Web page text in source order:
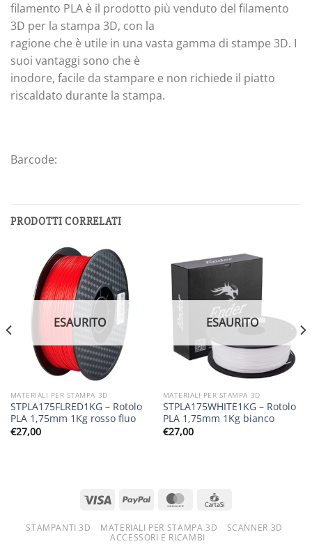
filamento PLA è il prodotto più venduto del filamento
3D per la stampa 3D, con la
ragione che è utile in una vasta gamma di stampe 3D. I
suoi vantaggi sono che è
inodore, facile da stampare e non richiede il piatto
riscaldato durante la stampa.
Barcode:
PRODOTTI CORRELATI
ESAURITO
MATERIALI PER STAMPA 3D
STPLA175FLRED1KG – Rotolo
PLA 1,75mm 1Kg rosso fluo
€27,00
ESAURITO
MATERIALI PER STAMPA 3D
STPLA175WHITE1KG – Rotolo
PLA 1,75mm 1Kg bianco
€27,00
STAMPANTI 3D MATERIALI PER STAMPA 3D
SCANNER 3D
ACCESSORI E RICAMBI